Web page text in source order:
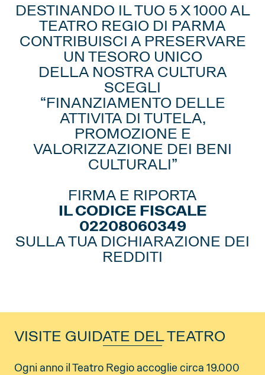
DESTINANDO IL TUO 5 X 1000 AL
TEATRO REGIO DI PARMA
CONTRIBUISCI A PRESERVARE
UN TESORO UNICO
DELLA NOSTRA CULTURA
SCEGLI
“FINANZIAMENTO DELLE
ATTIVITA DI TUTELA,
PROMOZIONE E
VALORIZZAZIONE DEI BENI
CULTURALI”
FIRMA E RIPORTA
IL CODICE FISCALE
02208060349
SULLA TUA DICHIARAZIONE DEI
REDDITI
VISITE GUIDATE DEL TEATRO
Ogni anno il Teatro Regio accoglie circa 19.000